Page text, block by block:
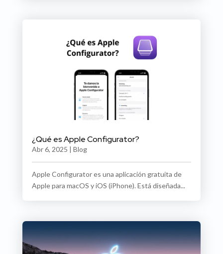
¿Qué es Apple Configurator?
Abr 6, 2025 | Blog
Apple Configurator es una aplicación gratuita de
Apple para macOS y iOS (iPhone). Está diseñada...